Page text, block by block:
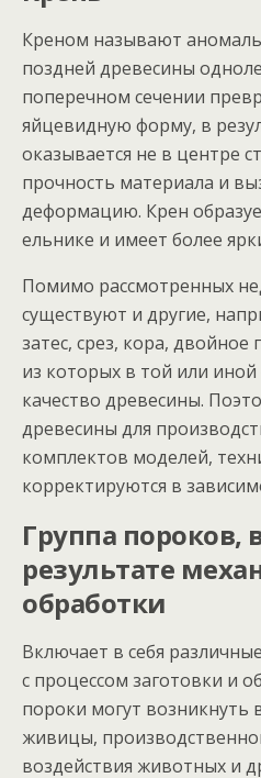
Креном называют
поздней древесины
поперечном сечении
яйцевидную форму, в
оказывается не в центре
прочность материала и
деформацию. Крен
ельнике и имеет более
Помимо рассмотренных
существуют и другие,
затес, срез, кора, двойное
из которых в той или
качество древесины.
древесины для
комплектов моделей,
корректируются в
Группа
результате
обработки
Включает в себя
с процессом заготовки и
пороки могут возникнуть
живицы,
воздействия животных и